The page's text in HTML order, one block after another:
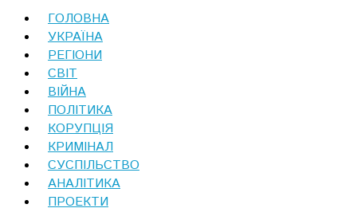
ГОЛОВНА
УКРАЇНА
РЕГІОНИ
СВІТ
ВІЙНА
ПОЛІТИКА
КОРУПЦІЯ
КРИМІНАЛ
СУСПІЛЬСТВО
АНАЛІТИКА
ПРОЕКТИ